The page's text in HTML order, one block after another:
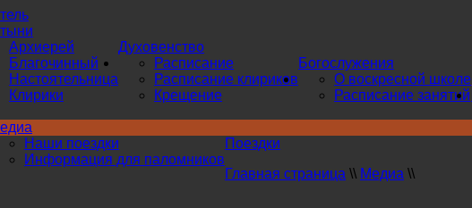
Духовенство
Архиерей
Благочинный
Настоятельница
Клирики
Богослужения
Расписание
Расписание клириков
Крещение
О воскресной школе
Расписание занятий
Поездки
Наши поездки
Информация для паломников
Главная страница \\ Медиа \\